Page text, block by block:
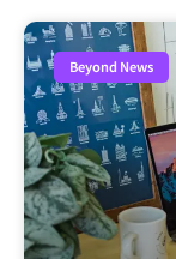
Beyond News